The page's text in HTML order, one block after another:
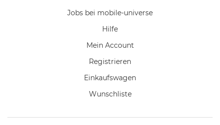
Jobs bei mobile-universe
Hilfe
Mein Account
Registrieren
Einkaufswagen
Wunschliste